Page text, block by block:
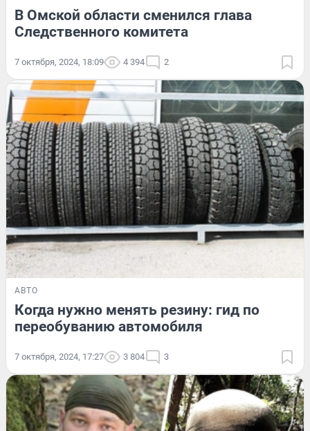
В Омской области сменился глава
Следственного комитета
7 октября, 2024, 18:09 4 394 2
АВТО
Когда нужно менять резину: гид по
переобуванию автомобиля
7 октября, 2024, 17:27 3 804 3